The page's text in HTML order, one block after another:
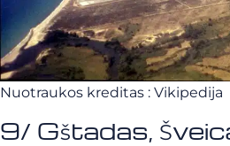
Nuotraukos kreditas : Vikipedija
9/ Gštadas,